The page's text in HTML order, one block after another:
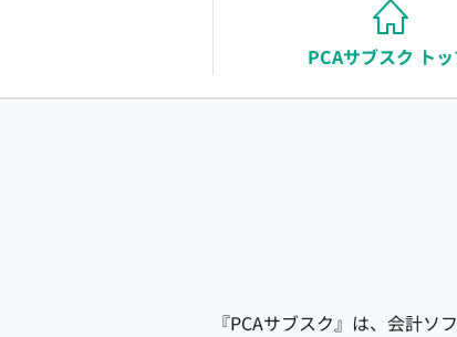
PCAサブスク ト
『PCAサブスク』は、会計ソ